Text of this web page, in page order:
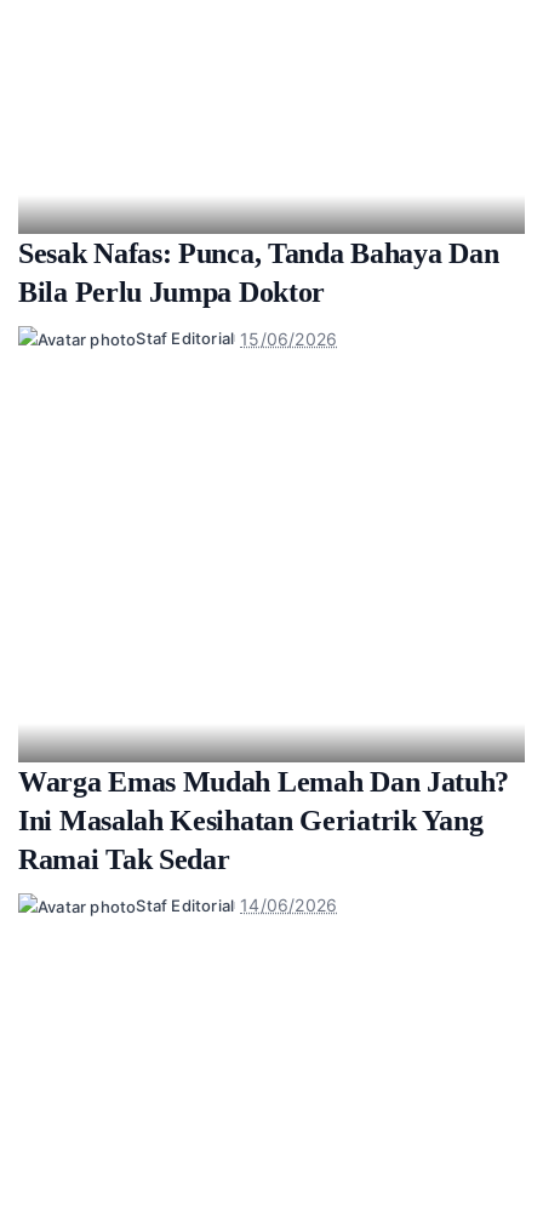
Sesak Nafas: Punca, Tanda Bahaya Dan
Bila Perlu Jumpa Doktor
Posted
Staf Editorial 15/06/2026
Warga Emas Mudah Lemah Dan Jatuh?
Ini Masalah Kesihatan Geriatrik Yang
Ramai Tak Sedar
Posted
Staf Editorial 14/06/2026